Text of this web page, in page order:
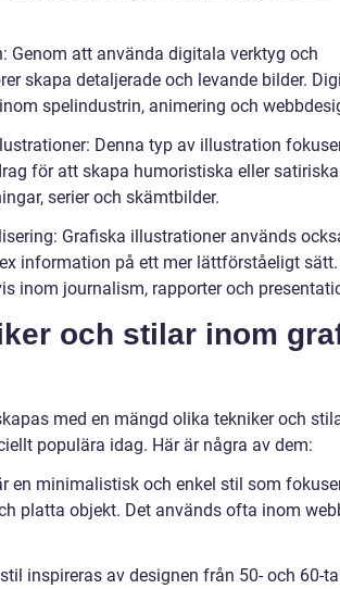
Genom att använda digitala verktyg och
skapa detaljerade och levande bilder.
spelindustrin, animering och
Denna typ av illustration
för att skapa humoristiska eller
serier och skämtbilder.
Grafiska illustrationer används
information på ett mer lättförståeligt sätt.
inom journalism, rapporter och
och stilar inom
med en mängd olika tekniker och
populära idag. Här är några av dem:
en minimalistisk och enkel stil som
platta objekt. Det används ofta inom
inspireras av designen från 50- och 60-